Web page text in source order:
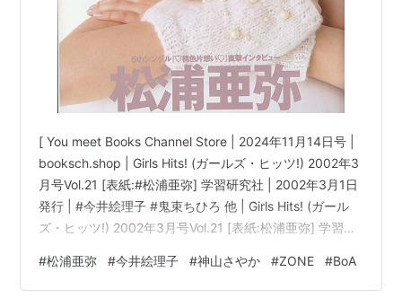
[ You meet Books Channel Store | 2024年11月14日号 |
booksch.shop | Girls Hits! (ガールズ・ヒッツ!) 2002年3
月号Vol.21 [表紙:#松浦亜弥] 学習研究社 | 2002年3月1日
発行 | #今井絵理子 #鬼束ちひろ 他 | Girls Hits! (ガール
ズ・ヒッツ!) 2002年3月号Vol.21 [表紙:松浦亜弥] 学習研
古書][※良い]出品。[※雑誌出品][※出版社:学習研究社]
[※2002年3月1日発行][※ページ折れ有][※経年に準じた焼
#松浦亜弥 #今井絵理子 #神山さやか #ZONE #BoA